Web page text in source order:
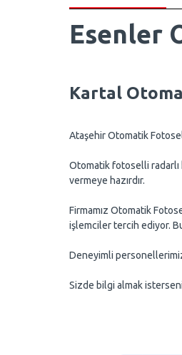
Esenler
Kartal
Ataşehir Otomatik
Otomatik fotoselli radarlı
vermeye hazırdır.
Firmamız Otomatik
işlemciler tercih ediyor.
Deneyimli
Sizde bilgi almak